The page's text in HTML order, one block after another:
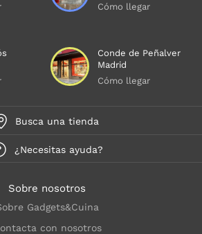
Cómo llegar
Conde de Peñalver
Madrid
Cómo llegar
Busca una tienda
¿Necesitas ayuda?
Sobre nosotros
Gadgets&Cuina
con nosotros